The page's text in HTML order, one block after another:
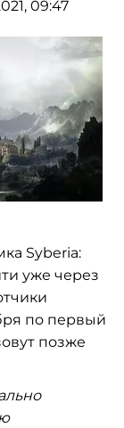
09:47
Syberia:
уже через
по первый
позже